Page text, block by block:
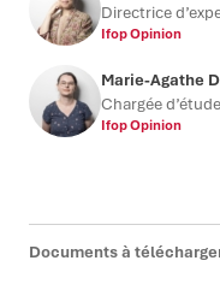
Directrice
Ifop Opinion
Marie-Agathe
Chargée
Ifop Opinion
Documents à